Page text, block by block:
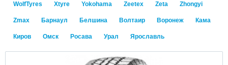
WolfTyres Xtyre Yokohama Zeetex Zeta Zhongyi
Zmax Барнаул Белшина Волтаир Воронеж Кама
Киров Омск Росава Урал Ярославль